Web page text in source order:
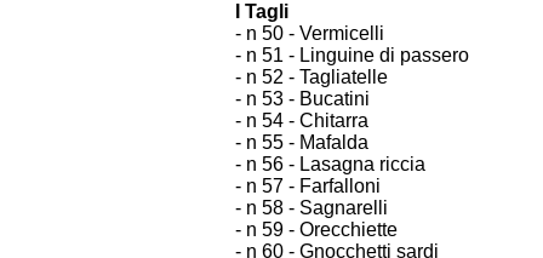
I Tagli
- n 50 - Vermicelli
- n 51 - Linguine di passero
- n 52 - Tagliatelle
- n 53 - Bucatini
- n 54 - Chitarra
- n 55 - Mafalda
- n 56 - Lasagna riccia
- n 57 - Farfalloni
- n 58 - Sagnarelli
- n 59 - Orecchiette
- n 60 - Gnocchetti sardi